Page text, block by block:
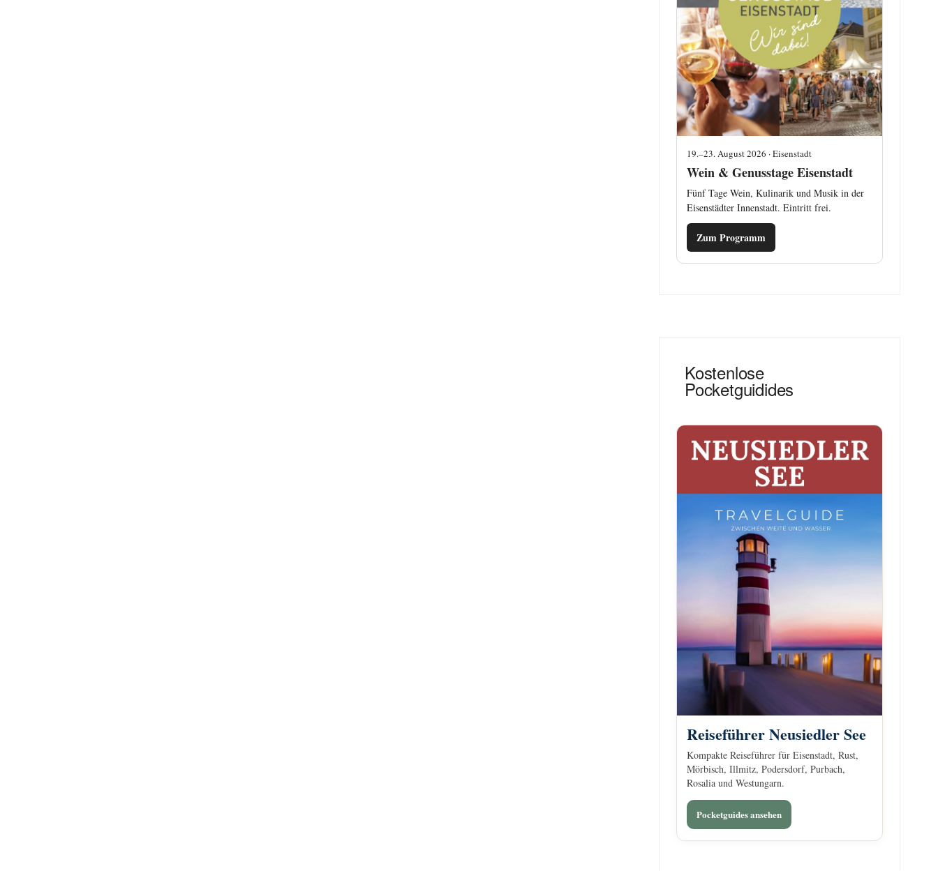
19.–23. August 2026 · Eisenstadt
Wein & Genusstage Eisenstadt
Fünf Tage Wein, Kulinarik und Musik in der
Eisenstädter Innenstadt. Eintritt frei.
Zum Programm
Kostenlose
Pocketguidides
Reiseführer Neusiedler See
Kompakte Reiseführer für Eisenstadt, Rust,
Mörbisch, Illmitz, Podersdorf, Purbach,
Rosalia und Westungarn.
Pocketguides ansehen